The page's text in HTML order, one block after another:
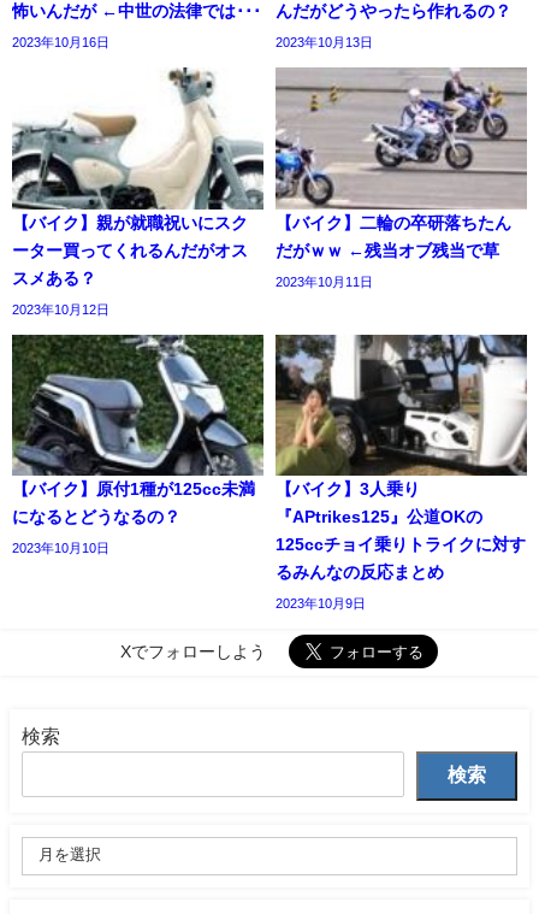
怖いんだが ←中世の法律では･･･
2023年10月16日
んだがどうやったら作れるの？
2023年10月13日
【バイク】親が就職祝いにスク
ーター買ってくれるんだがオス
スメある？
2023年10月12日
【バイク】二輪の卒研落ちたん
だがｗｗ ←残当オブ残当で草
2023年10月11日
【バイク】原付1種が125cc未満
になるとどうなるの？
2023年10月10日
【バイク】3人乗り
『APtrikes125』公道OKの
125ccチョイ乗りトライクに対す
るみんなの反応まとめ
2023年10月9日
Xでフォローしよう
検索
検索